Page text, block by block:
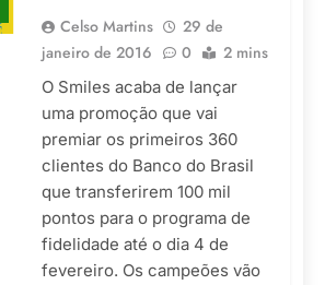
Celso Martins
29 de
janeiro de 2016
0 2 mins
O Smiles acaba de lançar
uma promoção que vai
premiar os primeiros 360
clientes do Banco do Brasil
que transferirem 100 mil
pontos para o programa de
fidelidade até o dia 4 de
fevereiro. Os campeões vão